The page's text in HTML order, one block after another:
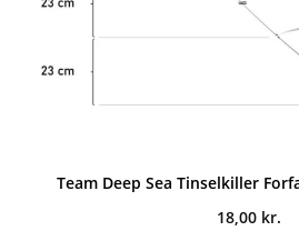
Team Deep Sea Tinselkiller
18,00 kr.